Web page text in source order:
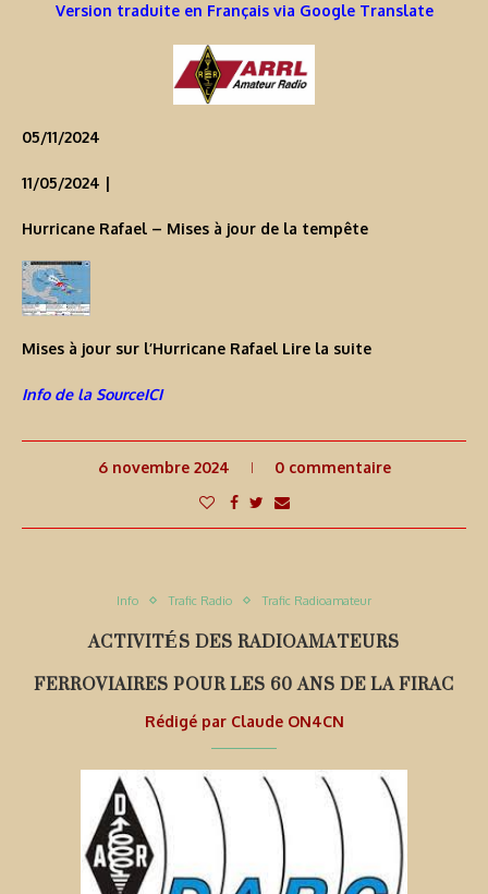
Version traduite en Français via Google Translate
05/11/2024
11/05/2024 |
Hurricane Rafael – Mises à jour de la tempête
Mises à jour sur l’Hurricane Rafael Lire la suite
Info de la SourceICI
6 novembre 2024 0 commentaire
Info Trafic Radio Trafic Radioamateur
ACTIVITÉS DES RADIOAMATEURS
FERROVIAIRES POUR LES 60 ANS DE LA FIRAC
Rédigé par Claude ON4CN